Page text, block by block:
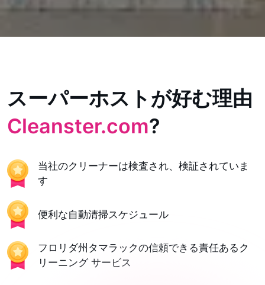
スーパーホストが好む理由
Cleanster.com?
当社のクリーナーは検査され、検証されていま
す
便利な自動清掃スケジュール
フロリダ州タマラックの信頼できる責任あるク
リーニング サービス